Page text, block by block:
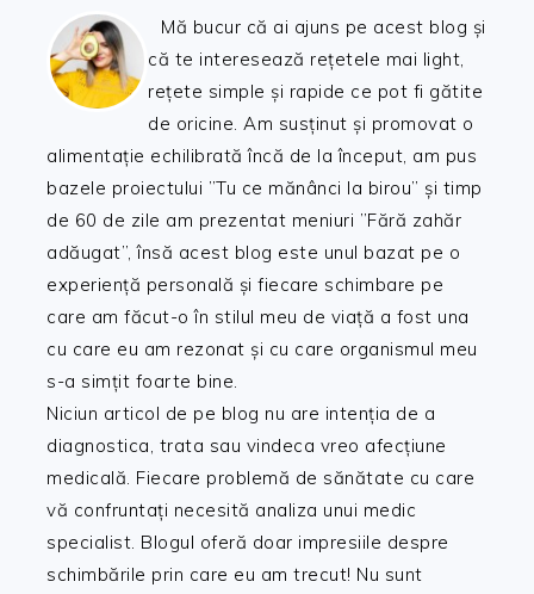
Mă bucur că ai ajuns pe acest blog și
că te interesează rețetele mai light,
rețete simple și rapide ce pot fi gătite
de oricine. Am susținut și promovat o
alimentație echilibrată încă de la început, am pus
bazele proiectului ”Tu ce mănânci la birou” și timp
de 60 de zile am prezentat meniuri ”Fără zahăr
adăugat”, însă acest blog este unul bazat pe o
experiență personală și fiecare schimbare pe
care am făcut-o în stilul meu de viață a fost una
cu care eu am rezonat și cu care organismul meu
s-a simțit foarte bine.
Niciun articol de pe blog nu are intenția de a
diagnostica, trata sau vindeca vreo afecțiune
medicală. Fiecare problemă de sănătate cu care
vă confruntați necesită analiza unui medic
specialist. Blogul oferă doar impresiile despre
schimbările prin care eu am trecut! Nu sunt